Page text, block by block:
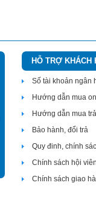
HỖ TRỢ KHÁCH
Số tài khoản ngân
Hướng dẫn mua
Hướng dẫn mua
Bảo hành, đổi trả
Quy đinh, chính
Chính sách hội
Chính sách giao